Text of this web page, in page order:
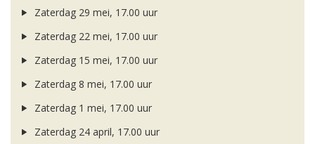
Zaterdag 29 mei, 17.00 uur
Zaterdag 22 mei, 17.00 uur
Zaterdag 15 mei, 17.00 uur
Zaterdag 8 mei, 17.00 uur
Zaterdag 1 mei, 17.00 uur
Zaterdag 24 april, 17.00 uur